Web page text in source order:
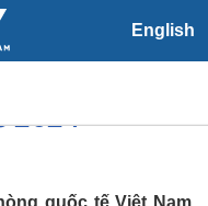
English
in Việt
lãm
2024
quốc tế Việt Nam